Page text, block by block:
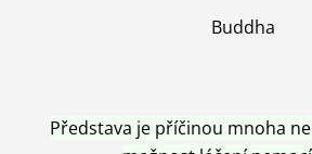
Buddha
Představa je příčinou mnoha